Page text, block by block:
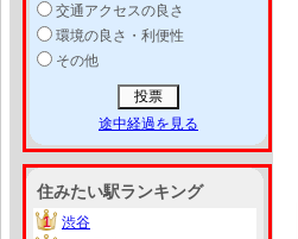
交通アクセスの良さ
環境の良さ・利便性
その他
途中経過を見る
住みたい駅ランキング
1
1
渋谷